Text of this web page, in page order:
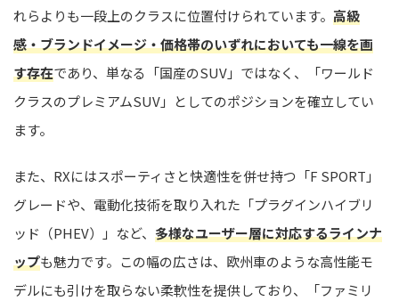
れらよりも一段上のクラスに位置付けられています。 高級
感・ブランドイメージ・価格帯のいずれにおいても一線を画
す存在であり、単なる「国産のSUV」ではなく、「ワールド
クラスのプレミアムSUV」としてのポジションを確立してい
ます。
また、RXにはスポーティさと快適性を併せ持つ「F SPORT」
グレードや、電動化技術を取り入れた「プラグインハイブリ
ッド（PHEV）」など、 多様なユーザー層に対応するラインナ
ップも魅力です。この幅の広さは、欧州車のような高性能モ
デルにも引けを取らない柔軟性を提供しており、「ファミリ